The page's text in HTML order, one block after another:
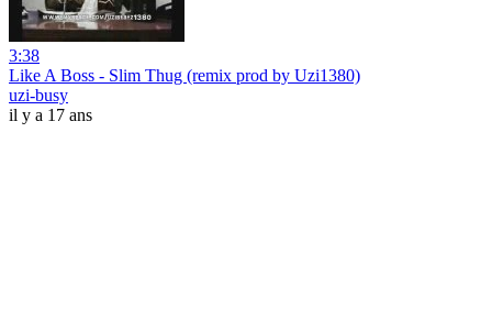
3:38
Like A Boss - Slim Thug (remix prod by Uzi1380)
uzi-busy
il y a 17 ans